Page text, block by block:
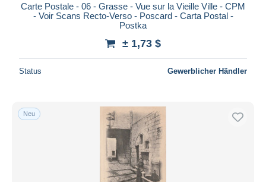
Carte Postale - 06 - Grasse - Vue sur la Vieille Ville - CPM
- Voir Scans Recto-Verso - Poscard - Carta Postal -
Postka
± 1,73 $
Status Gewerblicher Händler
Neu